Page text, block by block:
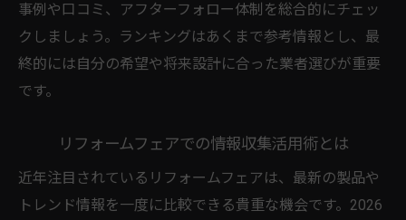
事例や口コミ、アフターフォロー体制を総合的にチェッ
クしましょう。ランキングはあくまで参考情報とし、最
終的には自分の希望や将来設計に合った業者選びが重要
です。
リフォームフェアでの情報収集活用術とは
近年注目されているリフォームフェアは、最新の製品や
トレンド情報を一度に比較できる貴重な機会です。2026